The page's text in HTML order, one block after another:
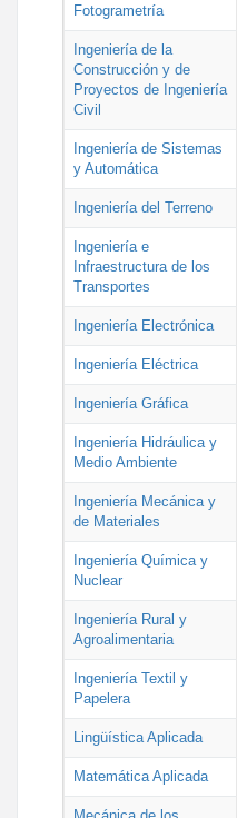
Fotogrametría
Ingeniería de la
Construcción y de
Proyectos de Ingeniería
Civil
Ingeniería de Sistemas
y Automática
Ingeniería del Terreno
Ingeniería e
Infraestructura de los
Transportes
Ingeniería Electrónica
Ingeniería Eléctrica
Ingeniería Gráfica
Ingeniería Hidráulica y
Medio Ambiente
Ingeniería Mecánica y
de Materiales
Ingeniería Química y
Nuclear
Ingeniería Rural y
Agroalimentaria
Ingeniería Textil y
Papelera
Lingüística Aplicada
Matemática Aplicada
Mecánica de los